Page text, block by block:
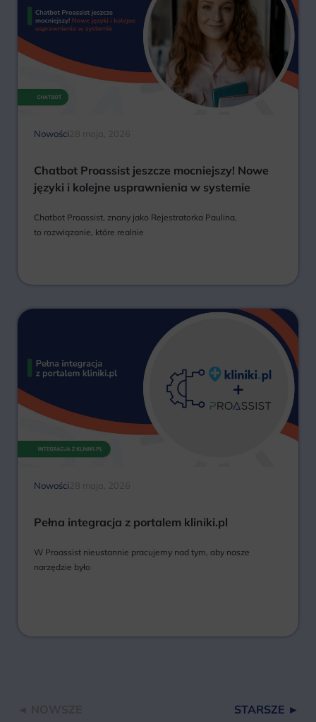
Nowości 28 maja, 2026
Chatbot Proassist jeszcze mocniejszy! Nowe
języki i kolejne usprawnienia w systemie
Chatbot Proassist, znany jako Rejestratorka Paulina,
to rozwiązanie, które realnie
Nowości 28 maja, 2026
Pełna integracja z portalem kliniki.pl
W Proassist nieustannie pracujemy nad tym, aby nasze
narzędzie było
STARSZE ►